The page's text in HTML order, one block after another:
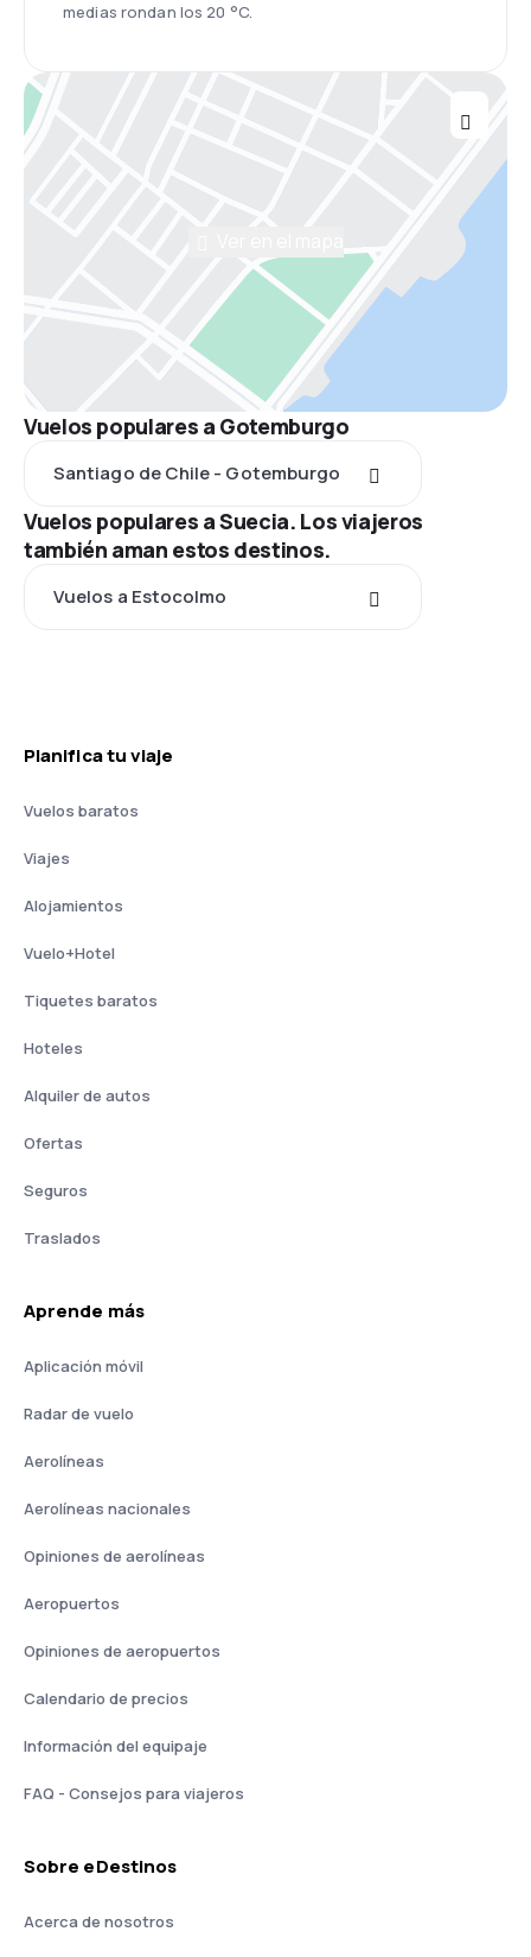
medias rondan los 20 °C.
Vuelos populares a Gotemburgo
Santiago de Chile - Gotemburgo
Vuelos populares a Suecia. Los viajeros
también aman estos destinos.
Vuelos a Estocolmo
Planifica tu viaje
Vuelos baratos
Viajes
Alojamientos
Vuelo+Hotel
Tiquetes baratos
Hoteles
Alquiler de autos
Ofertas
Seguros
Traslados
Aprende más
Aplicación móvil
Radar de vuelo
Aerolíneas
Aerolíneas nacionales
Opiniones de aerolíneas
Aeropuertos
Opiniones de aeropuertos
Calendario de precios
Información del equipaje
FAQ - Consejos para viajeros
Sobre eDestinos
Acerca de nosotros